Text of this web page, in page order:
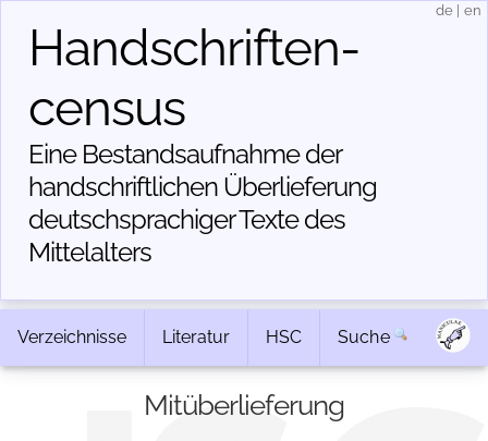
Handschriften­
census
Eine Bestandsaufnahme der
handschriftlichen Über­lieferung
deutschsprachiger Texte des
Mittelalters
de en
Verzeichnisse Literatur HSC Suche
Mitüberlieferung